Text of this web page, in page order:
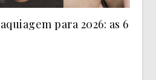
para 2026: as 6